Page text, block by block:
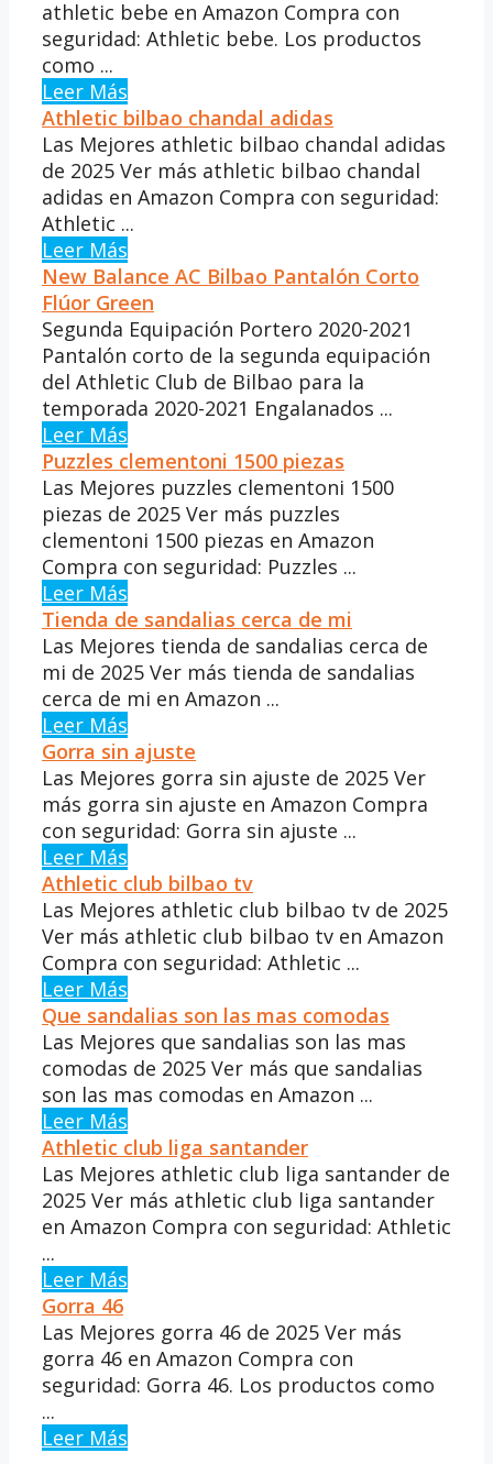
athletic bebe en Amazon Compra con
seguridad: Athletic bebe. Los productos
como ...
Leer Más
Athletic bilbao chandal adidas
Las Mejores athletic bilbao chandal adidas
de 2025 Ver más athletic bilbao chandal
adidas en Amazon Compra con seguridad:
Athletic ...
Leer Más
New Balance AC Bilbao Pantalón Corto
Flúor Green
Segunda Equipación Portero 2020-2021
Pantalón corto de la segunda equipación
del Athletic Club de Bilbao para la
temporada 2020-2021 Engalanados ...
Leer Más
Puzzles clementoni 1500 piezas
Las Mejores puzzles clementoni 1500
piezas de 2025 Ver más puzzles
clementoni 1500 piezas en Amazon
Compra con seguridad: Puzzles ...
Leer Más
Tienda de sandalias cerca de mi
Las Mejores tienda de sandalias cerca de
mi de 2025 Ver más tienda de sandalias
cerca de mi en Amazon ...
Leer Más
Gorra sin ajuste
Las Mejores gorra sin ajuste de 2025 Ver
más gorra sin ajuste en Amazon Compra
con seguridad: Gorra sin ajuste ...
Leer Más
Athletic club bilbao tv
Las Mejores athletic club bilbao tv de 2025
Ver más athletic club bilbao tv en Amazon
Compra con seguridad: Athletic ...
Leer Más
Que sandalias son las mas comodas
Las Mejores que sandalias son las mas
comodas de 2025 Ver más que sandalias
son las mas comodas en Amazon ...
Leer Más
Athletic club liga santander
Las Mejores athletic club liga santander de
2025 Ver más athletic club liga santander
en Amazon Compra con seguridad: Athletic
...
Leer Más
Gorra 46
Las Mejores gorra 46 de 2025 Ver más
gorra 46 en Amazon Compra con
seguridad: Gorra 46. Los productos como
...
Leer Más